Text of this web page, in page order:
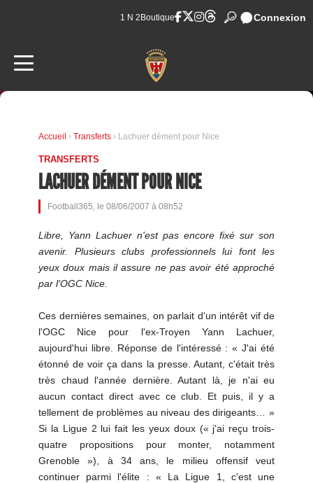
1 N 2 Boutique Connexion
Accueil › Transferts › Lachuer dément pour Nice
TRANSFERTS
LACHUER DÉMENT POUR NICE
Football365, le 08/06/2007 à 08h52
Libre, Yann Lachuer n'est pas encore fixé sur son
avenir. Plusieurs clubs professionnels lui font les
yeux doux mais il assure ne pas avoir été approché
par l'OGC Nice.
Ces dernières semaines, on parlait d'un intérêt vif de
l'OGC Nice pour l'ex-Troyen Yann Lachuer,
aujourd'hui libre. Réponse de l'intéressé : « J'ai été
étonné de voir ça dans la presse. Autant, c'était très
très chaud l'année dernière. Autant là, je n'ai eu
aucun contact direct avec ce club. Et puis, il y a
tellement de problèmes au niveau des dirigeants… »
Si la Ligue 2 lui fait les yeux doux (« j'ai reçu trois-
quatre propositions pour monter, notamment
Grenoble »), à 34 ans, le milieu offensif veut
continuer parmi l'élite : « La Ligue 1, c'est une